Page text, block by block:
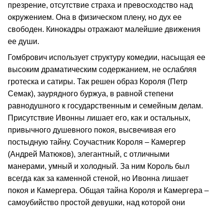
презрение, отсутствие страха и превосходство над
окружением. Она в физическом плену, но дух ее
свободен. Кинокадры отражают малейшие движения
ее души.
Гомбрович использует структуру комедии, насыщая ее
высоким драматическим содержанием, не ослабляя
гротеска и сатиры. Так решен образ Короля (Петр
Семак), заурядного буржуа, в равной степени
равнодушного к государственным и семейным делам.
Присутствие Ивонны лишает его, как и остальных,
привычного душевного покоя, высвечивая его
постыдную тайну. Соучастник Короля – Камергер
(Андрей Матюков), элегантный, с отличными
манерами, умный и холодный. За ним Король был
всегда как за каменной стеной, но Ивонна лишает
покоя и Камергера. Общая тайна Короля и Камергера –
самоубийство простой девушки, над которой они